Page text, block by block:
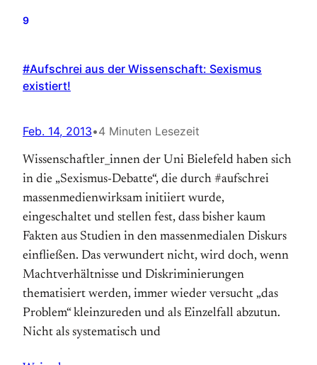
9
#Aufschrei aus der Wissenschaft: Sexismus
existiert!
Feb. 14, 2013•4 Minuten Lesezeit
Wissenschaftler_innen der Uni Bielefeld haben sich
in die „Sexismus-Debatte“, die durch #aufschrei
massenmedienwirksam initiiert wurde,
eingeschaltet und stellen fest, dass bisher kaum
Fakten aus Studien in den massenmedialen Diskurs
einfließen. Das verwundert nicht, wird doch, wenn
Machtverhältnisse und Diskriminierungen
thematisiert werden, immer wieder versucht „das
Problem“ kleinzureden und als Einzelfall abzutun.
Nicht als systematisch und